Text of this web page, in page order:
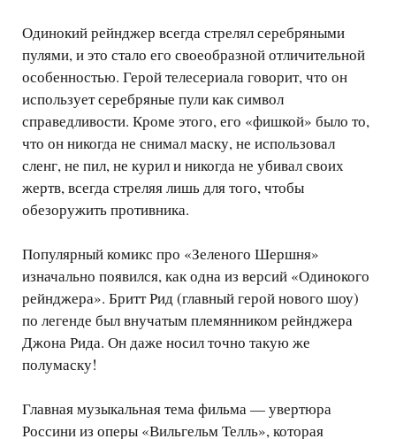
Одинокий рейнджер всегда стрелял серебряными
пулями, и это стало его своеобразной отличительной
особенностью. Герой телесериала говорит, что он
использует серебряные пули как символ
справедливости. Кроме этого, его «фишкой» было то,
что он никогда не снимал маску, не использовал
сленг, не пил, не курил и никогда не убивал своих
жертв, всегда стреляя лишь для того, чтобы
обезоружить противника.
Популярный комикс про «Зеленого Шершня»
изначально появился, как одна из версий «Одинокого
рейнджера». Бритт Рид (главный герой нового шоу)
по легенде был внучатым племянником рейнджера
Джона Рида. Он даже носил точно такую же
полумаску!
Главная музыкальная тема фильма — увертюра
Россини из оперы «Вильгельм Телль», которая